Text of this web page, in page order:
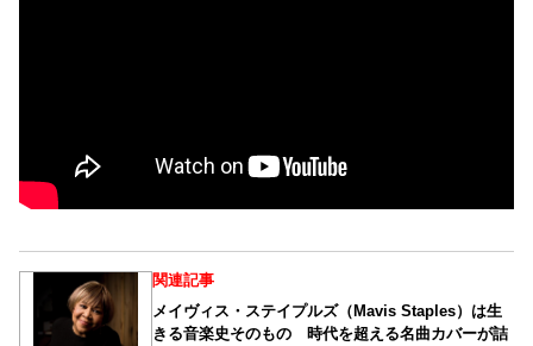
関連記事
メイヴィス・ステイプルズ（Mavis Staples）は生
きる音楽史そのもの 時代を超える名曲カバーが詰